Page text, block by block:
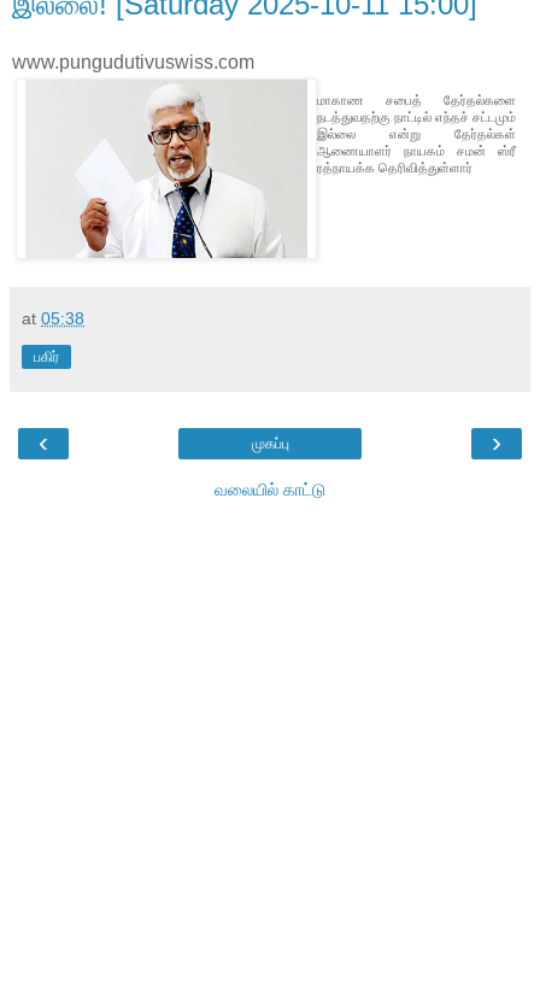
www.pungudutivuswiss.com
மாகாண சபைத் தேர்தல்களை
நடத்துவதற்கு நாட்டில் எந்தச் சட்டமும்
இல்லை என்று தேர்தல்கள்
ஆணையாளர் நாயகம் சமன் ஸ்ரீ
ரத்நாயக்க தெரிவித்துள்ளார்
at 05:38
பகிர்
‹ ›
முகப்பு
வலையில் காட்டு